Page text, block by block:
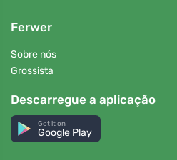
Ferwer
Sobre nós
Grossista
Descarregue a aplicação
Get it on
Google Play